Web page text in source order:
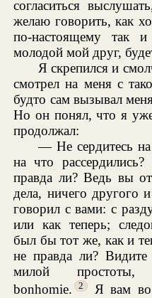
согласиться
желаю говорить, как
по-настоящему так
молодой мой друг,
Я скрепился и
смотрел на меня с
будто сам вызывал
Но он понял, что я уже
продолжал:
— Не сердитесь
на что
правда ли? Ведь вы
дела, ничего другого
говорил с вами: с
или как теперь;
был бы тот же, как и
не правда ли?
милой простоты,
bonhomie.
2
Я вам во